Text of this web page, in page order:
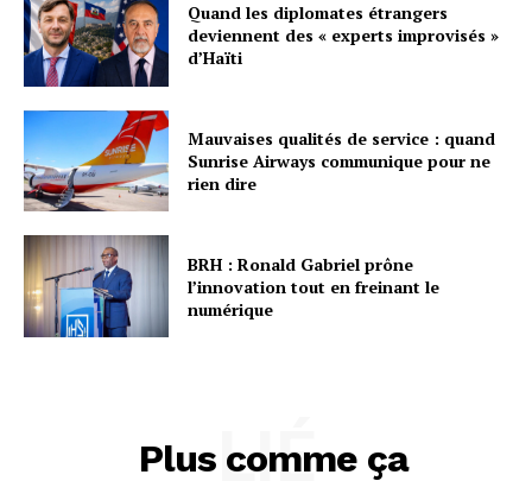
Quand les diplomates étrangers
deviennent des « experts improvisés »
d’Haïti
Mauvaises qualités de service : quand
Sunrise Airways communique pour ne
rien dire
BRH : Ronald Gabriel prône
l’innovation tout en freinant le
numérique
Plus comme ça
LIÉ